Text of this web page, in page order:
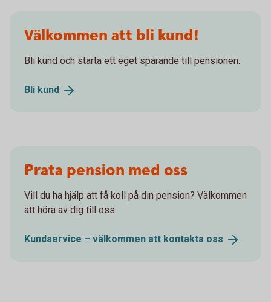
Välkommen att bli kund!
Bli kund och starta ett eget sparande till pensionen.
Bli kund
Prata pension med oss
Vill du ha hjälp att få koll på din pension? Välkommen
att höra av dig till oss.
Kundservice – välkommen att kontakta oss